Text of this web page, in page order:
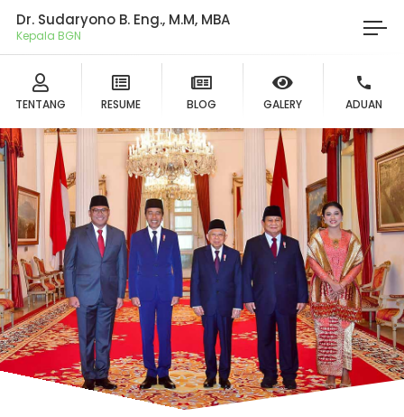
Dr. Sudaryono B. Eng., M.M, MBA
Kepal
TENTANG RESUME BLOG GALERY ADUAN